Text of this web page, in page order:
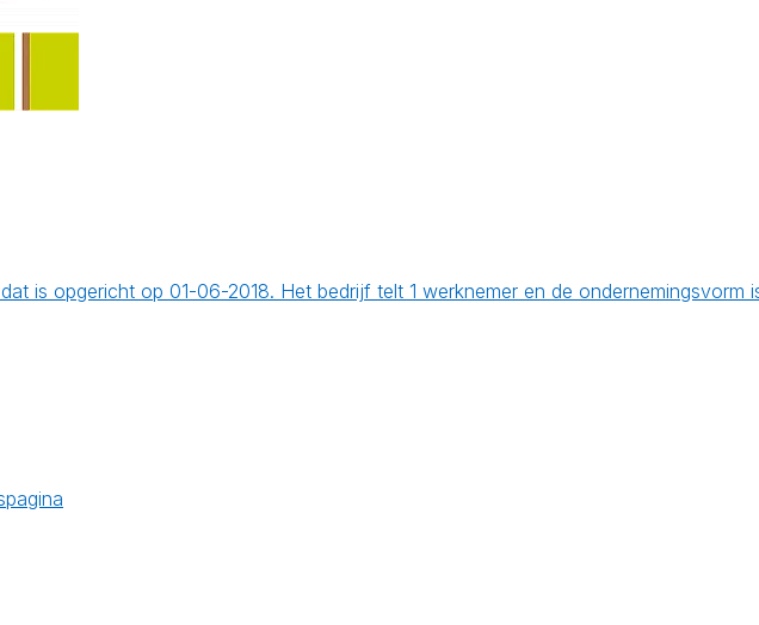
is opgericht op 01-06-2018. Het bedrijf telt 1 werknemer en de ondernemingsvorm